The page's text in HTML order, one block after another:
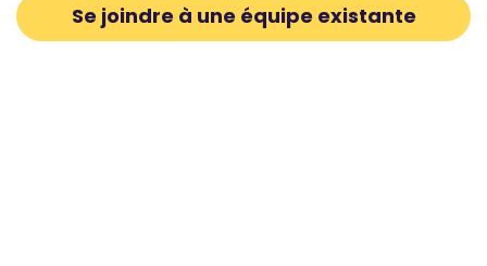
Se joindre à une équipe existante